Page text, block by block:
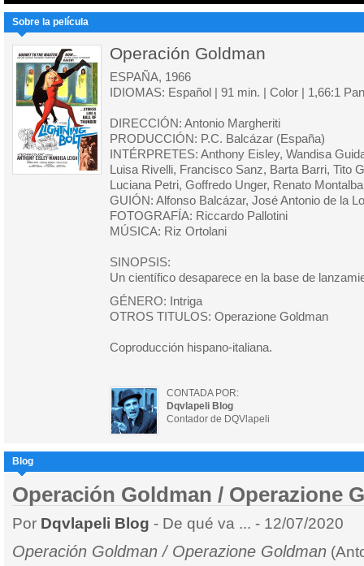
Sobre la película
Operación Goldman
ESPAÑA, 1966
IDIOMAS: Español | 91 min. | Color | 1,66:1
DIRECCIÓN: Antonio Margheriti
PRODUCCIÓN: P.C. Balcázar (España)
INTÉRPRETES: Anthony Eisley, Wandisa
Luisa Rivelli, Francisco Sanz, Barta Barri, Tito
Luciana Petri, Goffredo Unger, Renato
GUIÓN: Alfonso Balcázar, José Antonio de la
FOTOGRAFÍA: Riccardo Pallotini
MÚSICA: Riz Ortolani
SINOPSIS:
Un científico desaparece en la base de
GÉNERO: Intriga
OTROS TITULOS: Operazione Goldman
Coproducción hispano-italiana.
CONTADA POR:
Dqvlapeli Blog
Contador de DQVlapeli
Blog
Operación Goldman / Operazione
Por Dqvlapeli Blog - De qué va ... - 12/07/2020
Operación Goldman / Operazione Goldman